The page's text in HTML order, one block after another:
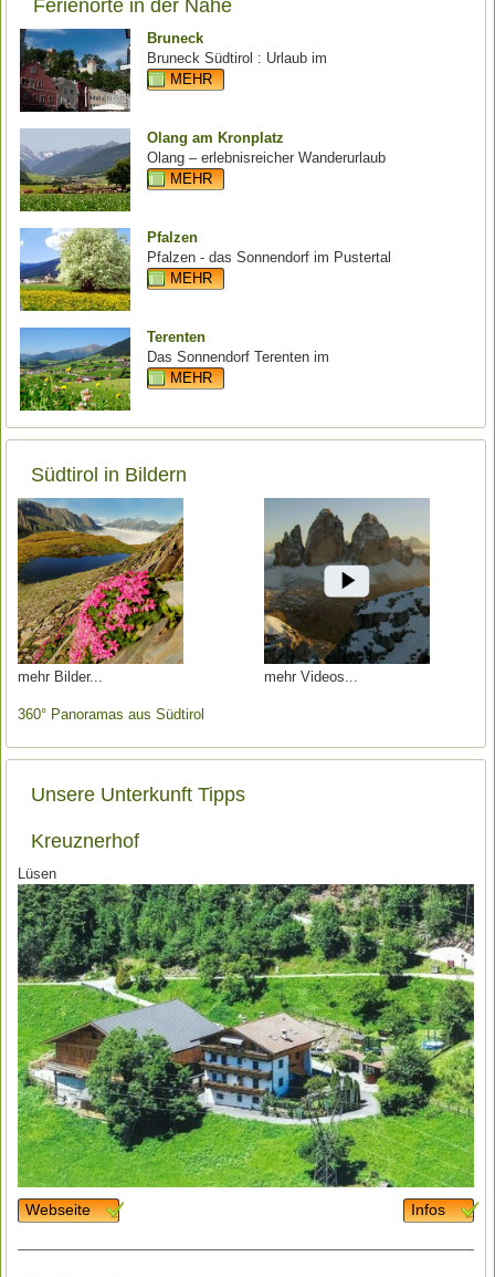
Ferienorte in der Nähe
Bruneck
Bruneck Südtirol : Urlaub im
MEHR
Olang am Kronplatz
Olang – erlebnisreicher Wanderurlaub
MEHR
Pfalzen
Pfalzen - das Sonnendorf im Pustertal
MEHR
Terenten
Das Sonnendorf Terenten im
MEHR
Südtirol in Bildern
mehr Bilder mehr Videos
360° Panoramas aus Südtirol
Unsere Unterkunft Tipps
Kreuznerhof
Lüsen
Webseite Infos